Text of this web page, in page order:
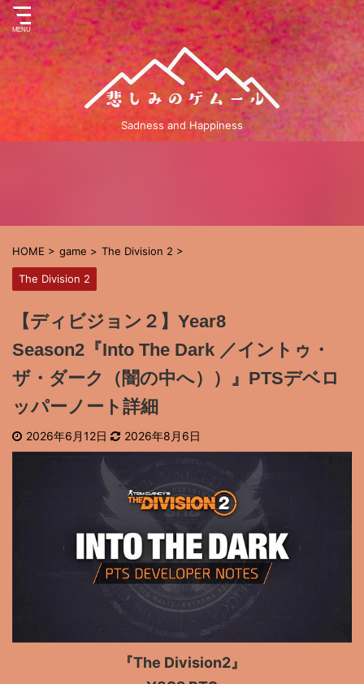
Sadness and Happiness
HOME > game > The Division 2 >
The Division 2
【ディビジョン２】Year8
Season2『Into The Dark ／イントゥ・
ザ・ダーク（闇の中へ））』PTSデベロ
ッパーノート詳細
2026年6月12日 2026年8月6日
『The Division2』